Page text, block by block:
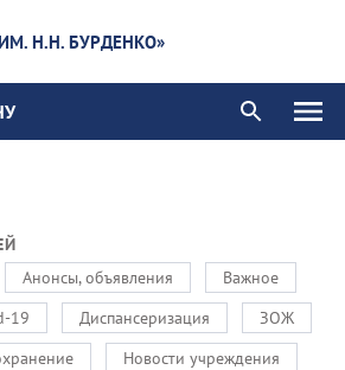
Н.Н. БУРДЕНКО»
Анонсы, объявления
Важное
19
Диспансеризация
ЗОЖ
Новости учреждения